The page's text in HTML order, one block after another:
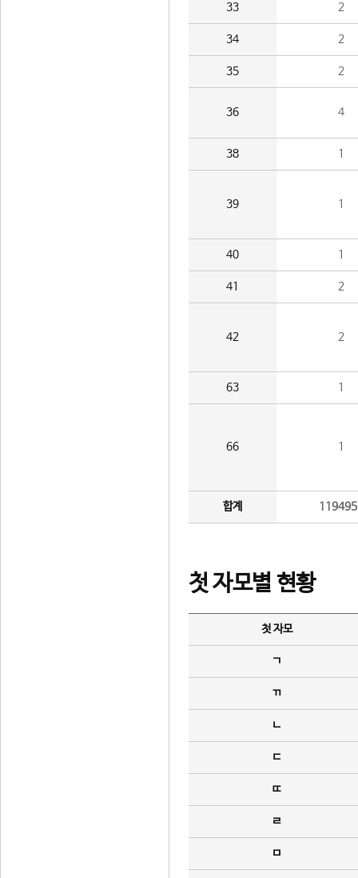
33 2
34 2
35 2
36 4
38 1
39 1
40 1
41 2
42 2
63 1
66 1
합계
첫 자모별 현황
첫 자모
ㄱ
ㄲ
ㄴ
ㄷ
ㄸ
ㄹ
ㅁ